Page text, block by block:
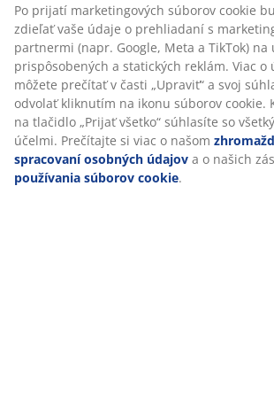
Hodnotenia
(1)
Doprava
Po prijatí marketingových súborov cookie
zdieľať vaše údaje o prehliadaní s
partnermi (napr. Google, Meta a TikTok) na
prispôsobených a statických reklám. Viac o
môžete prečítať v časti „Upraviť“ a svoj
odvolať kliknutím na ikonu súborov cookie.
na tlačidlo „Prijať všetko“ súhlasíte so
účelmi. Prečítajte si viac o našom
spracovaní osobných údajov a o našich
používania súborov cookie.